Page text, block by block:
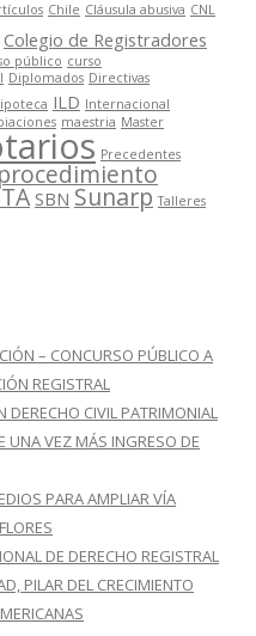
Chile Cláusula abusiva CNL
Colegio de Registradores
público curso
Diplomados Directivas
ILD Internacional
maestria Master
Precedentes
SBN Sunarp Talleres
– CONCURSO PÚBLICO A
REGISTRAL
DERECHO CIVIL PATRIMONIAL
UNA VEZ MÁS INGRESO DE
PARA AMPLIAR VÍA
DE DERECHO REGISTRAL
PILAR DEL CRECIMIENTO